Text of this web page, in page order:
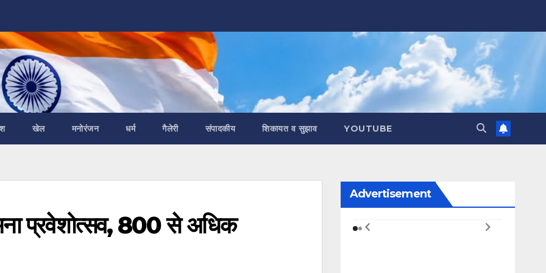
खेल मनोरंजन धर्म गैलेरी संपादकीय शिकायत व सुझाव YOUTUBE
प्रवेशोत्सव, 800 से अधिक
Advertisement